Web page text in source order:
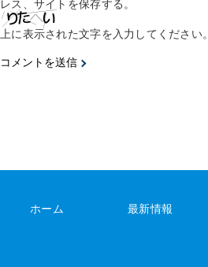
レス、サイトを保存する。
上に表示された文字を入力してください。
ホーム 最新情報